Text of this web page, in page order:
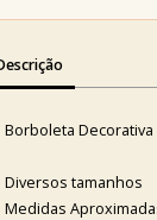
Borboleta Decorativa
Diversos tamanhos
Medidas